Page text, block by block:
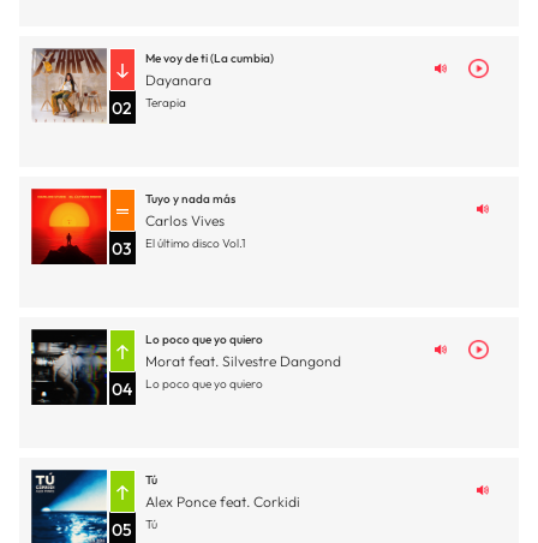
02
Me voy de ti (La cumbia)
Dayanara
Terapia
03
Tuyo y nada más
Carlos Vives
El último disco Vol.1
04
Lo poco que yo quiero
Morat feat. Silvestre Dangond
Lo poco que yo quiero
05
Tú
Alex Ponce feat. Corkidi
Tú